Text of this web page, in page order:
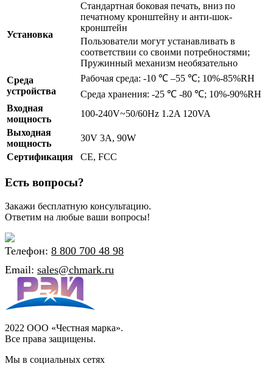
Установка
Стандартная боковая печать, вниз по
печатному кронштейну и анти-шок-
кронштейн
Пользователи могут устанавливать в
соответствии со своими потребностями;
Пружинный механизм необязательно
Среда
устройства
Рабочая среда: -10 ℃ –55 ℃; 10%-85%RH
Среда хранения: -25 ℃ -80 ℃; 10%-90%RH
Входная
мощность
100-240V~50/60Hz 1.2A 120VA
Выходная
мощность
30V 3A, 90W
Сертификация
CE, FCC
Есть вопросы?
Закажи бесплатную консультацию.
Ответим на любые ваши вопросы!
Телефон: 8 800 700 48 98
Email: sales@chmark.ru
2022 ООО «Честная марка».
Все права защищены.
Мы в социальных сетях